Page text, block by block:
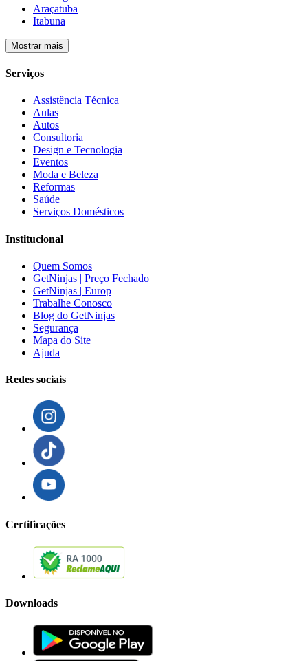
Araçatuba
Itabuna
Mostrar mais
Serviços
Assistência Técnica
Aulas
Autos
Consultoria
Design e Tecnologia
Eventos
Moda e Beleza
Reformas
Saúde
Serviços Domésticos
Institucional
Quem Somos
GetNinjas | Preço Fechado
GetNinjas | Europ
Trabalhe Conosco
Blog do GetNinjas
Segurança
Mapa do Site
Ajuda
Redes sociais
Certificações
Downloads